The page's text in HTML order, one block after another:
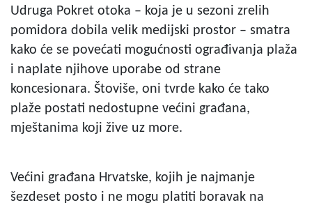
Udruga Pokret otoka – koja je u sezoni zrelih
pomidora dobila velik medijski prostor – smatra
kako će se povećati mogućnosti ograđivanja plaža
i naplate njihove uporabe od strane
koncesionara. Štoviše, oni tvrde kako će tako
plaže postati nedostupne većini građana,
mještanima koji žive uz more.
Većini građana Hrvatske, kojih je najmanje
šezdeset posto i ne mogu platiti boravak na